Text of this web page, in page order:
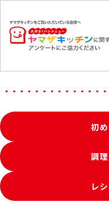
初
調
レ